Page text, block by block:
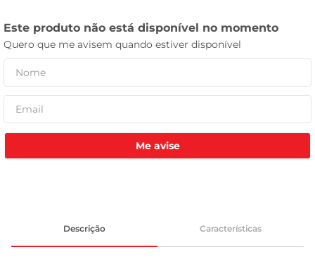
Me avise
Descrição Características
tv